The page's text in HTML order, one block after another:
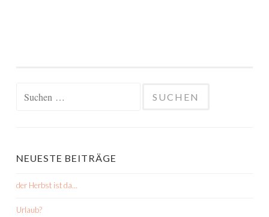
NEUESTE BEITRÄGE
der Herbst ist da…
Urlaub?